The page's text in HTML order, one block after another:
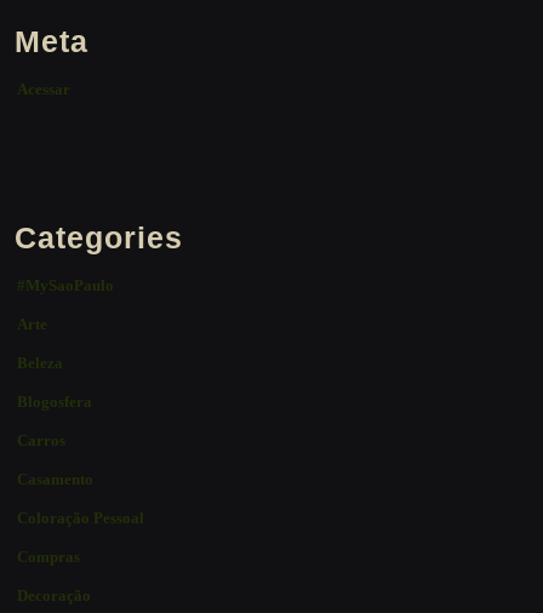
Meta
Acessar
Categories
#MySaoPaulo
Arte
Beleza
Blogosfera
Carros
Casamento
Coloração Pessoal
Compras
Decoração